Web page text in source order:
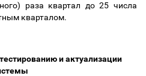
раза квартал до 25 числа
кварталом.
и актуализации